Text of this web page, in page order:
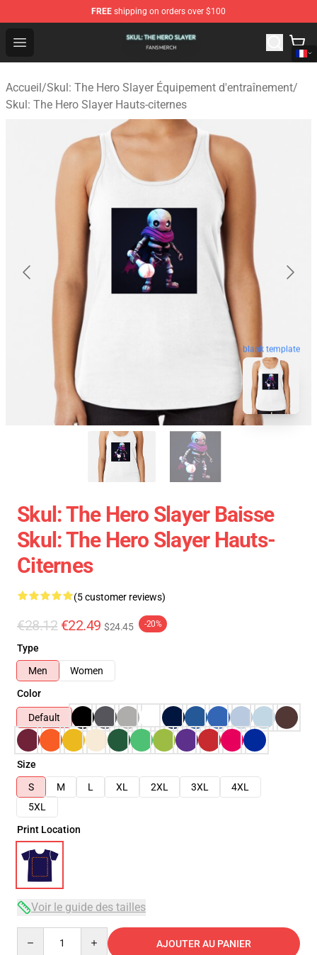
FREE shipping on orders over $100
Open menu
Skul: The Hero Slayer Shop - Official Skul: The Hero
Accueil/Skul: The Hero Slayer Équipement d'entraînement/
Skul: The Hero Slayer Hauts-citernes
blank template
Skul: The Hero Slayer Baisse
Skul: The Hero Slayer Hauts-
Citernes
(5 customer reviews)
€28.12 €22.49 $24.45 -20%
Type
Men
Women
Color
Default
Size
S
M L XL 2XL 3XL
4XL
5XL
Print Location
Voir le guide des tailles
AJOUTER AU PANIER